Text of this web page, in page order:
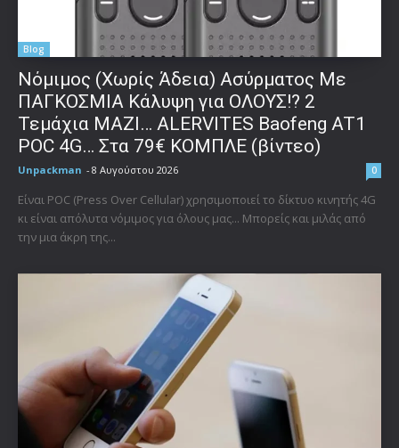
Blog
Νόμιμος (Χωρίς Άδεια) Ασύρματος Με
ΠΑΓΚΟΣΜΙΑ Κάλυψη για ΟΛΟΥΣ!? 2
Τεμάχια ΜΑΖΙ… ALERVITES Baofeng AT1
POC 4G… Στα 79€ ΚΟΜΠΛΕ (βίντεο)
Unpackman - 8 Αυγούστου 2026 0
Είναι POC (Press Over Cellular) χρησιμοποιεί το δίκτυο κινητής 4G
κι είναι απόλυτα νόμιμος για όλους μας... Μπορείς και μιλάς από
την μια άκρη της...